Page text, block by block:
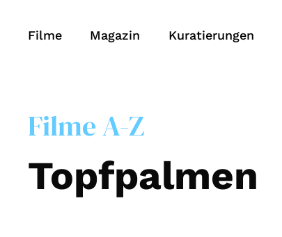
Filme Magazin Kuratierungen
Filme A-Z
Topfpalmen